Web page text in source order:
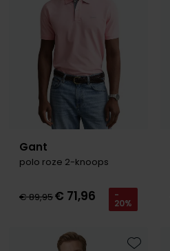
Gant
polo roze 2-knoops
€ 89,95€ 71,96 -
20%